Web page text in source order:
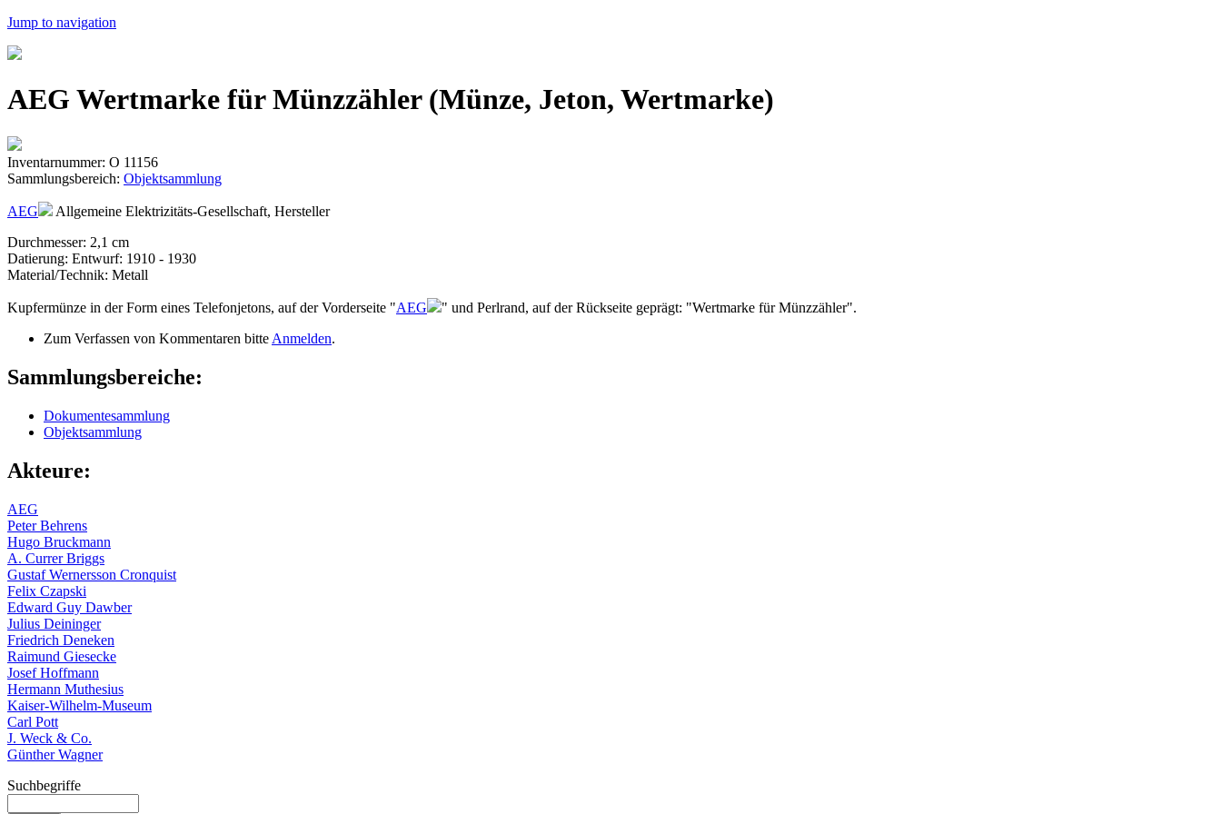
Jump to navigation
AEG Wertmarke für Münzzähler (Münze, Jeton, Wertmarke)
Inventarnummer: O 11156
Sammlungsbereich: Objektsammlung
AEG
Allgemeine Elektrizitäts-Gesellschaft, Hersteller
Durchmesser: 2,1 cm
Datierung: Entwurf: 1910 - 1930
Material/Technik: Metall
Kupfermünze in der Form eines Telefonjetons, auf der Vorderseite "AEG
" und Perlrand, auf der Rückseite geprägt: "Wertmarke für Münzzähler".
Zum Verfassen von Kommentaren bitte Anmelden.
Sammlungsbereiche:
Dokumentesammlung
Objektsammlung
Akteure:
AEG
Peter Behrens
Hugo Bruckmann
A. Currer Briggs
Gustaf Wernersson Cronquist
Felix Czapski
Edward Guy Dawber
Julius Deininger
Friedrich Deneken
Raimund Giesecke
Josef Hoffmann
Hermann Muthesius
Kaiser-Wilhelm-Museum
Carl Pott
J. Weck & Co.
Günther Wagner
Suchbegriffe